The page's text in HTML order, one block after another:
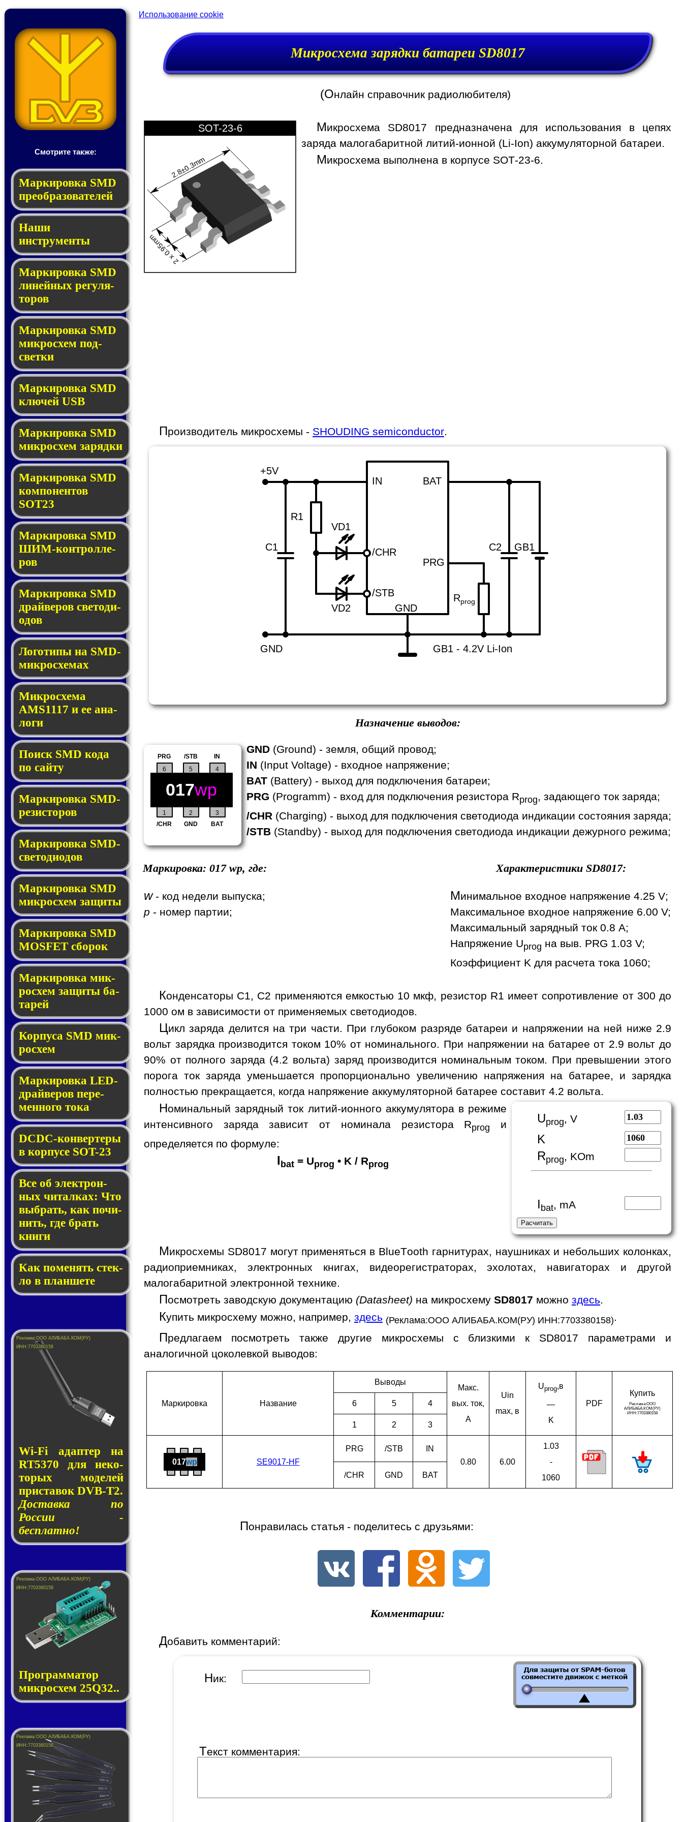
Смотрите также:
Мар­ки­ров­ка SMD
пре­об­ра­зо­ва­те­лей
Наши
инструменты
Маркировка SMD
ли­ней­ных ре­гу­ля­
то­ров
Маркировка SMD
мик­ро­схем под­
свет­ки
Маркировка SMD
клю­чей USB
Маркировка SMD
мик­рос­хем за­ряд­ки
Маркировка SMD
ком­по­нен­тов
SOT23
Маркировка SMD
ШИМ-кон­трол­ле­
ров
Маркировка SMD
драй­ве­ров све­то­ди­
о­дов
Логотипы на SMD-
мик­ро­схе­мах
Микросхема
AMS1117 и ее ана­
ло­ги
Поиск SMD ко­да
по сай­ту
Маркировка SMD-
ре­зис­то­ров
Маркировка SMD-
све­то­дио­дов
Мар­ки­ров­ка SMD
мик­рос­хем защиты
Мар­ки­ров­ка SMD
MOSFET сбо­рок
Мар­ки­ров­ка мик­
ро­схем за­щи­ты ба­
та­рей
Корпуса SMD мик­
ро­схем
Маркировка LED-
драй­ве­ров пе­ре­
мен­но­го то­ка
DCDC-кон­вер­те­ры
в кор­пу­се SOT-23
Все об элек­трон­
ных чи­тал­ках: Что
выб­рать, как по­чи­
нить, где брать
кни­ги
Как по­ме­нять стек­
ло в планшете
Wi-Fi адап­тер на
RT5370 для не­ко­
то­рых мо­де­лей
прис­та­вок DVB-T2.
Доставка по
России -
бесплатно!
Прог­рам­ма­тор
мик­ро­схем 25Q32..
Использование cookie
Микросхема зарядки батареи SD8017
(Онлайн справочник радиолюбителя)
2.8±0.3mm
2 x 0.95mm
SOT-23-6 Микросхема SD8017 предназначена для использования в цепях
заряда малогабаритной литий-ионной (Li-Ion) аккумуляторной батареи.
Микросхема выполнена в корпусе SOT-23-6.
Производитель микросхемы - SHOUDING semiconductor
+5V
GND
IN
GND
BAT
PRG
Rprog
C1 C2 GB1
/CHR
R1
VD1
GB1 - 4.2V Li-Ion
VD2
/STB
Назначение выводов:
1 2 3
4
/CHR GND BAT
IN
/STB
5
6
PRG
017wp
GND (Ground) - земля, общий провод;
IN (Input Voltage) - входное напряжение;
BAT (Battery) - выход для подключения батареи;
PRG (Programm) - вход для подключения резистора Rprog, задающего ток заряда;
/CHR (Charging) - выход для подключения светодиода индикации состояния заряда;
/STB (Standby) - выход для подключения светодиода индикации дежурного режима;
Маркировка: 017wp, где:
w- код недели выпуска;
p - номер партии;
Характеристики SD8017:
Минимальное входное напряжение 4.25 V;
Максимальное входное напряжение 6.00 V;
Максимальный зарядный ток 0.8 A;
Напряжение Uprog на выв. PRG 1.03 V;
Коэффициент K для расчета тока 1060;
Конденсаторы C1, C2 применяются емкостью 10 мкф, резистор R1 имеет сопротивление от 300 до
1000 ом в зависимости от применяемых светодиодов.
Цикл заряда делится на три части. При глубоком разряде батареи и напряжении на ней ниже 2.9
вольт зарядка производится током 10% от номинального. При напряжении на батарее от 2.9 вольт до
90% от полного заряда (4.2 вольта) заряд производится номинальным током. При превышении этого
порога ток заряда уменьшается пропорционально увеличению напряжения на батарее, и зарядка
полностью прекращается, когда напряжение аккумуляторной батарее составит 4.2 вольта.
Uprog, V
K
Rprog, KOm
I bat, mA
Номинальный зарядный ток литий-ионного аккумулятора в режиме
интенсивного заряда зависит от номинала резистора Rprog
и
определяется по формуле:
Ibat = Uprog • K / Rprog
Микросхемы SD8017 могут применяться в BlueTooth гарнитурах, наушниках и небольших колонках,
радиоприемниках, электронных книгах, видеорегистраторах, эхолотах, навигаторах и другой
малогабаритной электронной технике.
Посмотреть заводскую документацию (Datasheet) на микросхему SD8017 можно здесь.
Купить микросхему можно, например, здесь (Реклама:ООО АЛИБАБА.КОМ(РУ) ИНН:7703380158).
Предлагаем посмотреть также другие микросхемы с близкими к SD8017 параметрами и
аналогичной цоколевкой выводов:
Мар­ки­ров­ка Наз­ва­ние
Выводы
Макс.
вых. ток,
A
Uin
max, в
Uprog,в
—
K
PDF
Ку­пить
6
5 4
1 2 3
017wp SE9017-HF
PRG /STB
IN
0.80
6.00
1.03
-
1060
/CHR GND BAT
Понравилась статья - поделитесь с друзьями:
Комментарии:
Добавить комментарий:
Ник:
Текст комментария: